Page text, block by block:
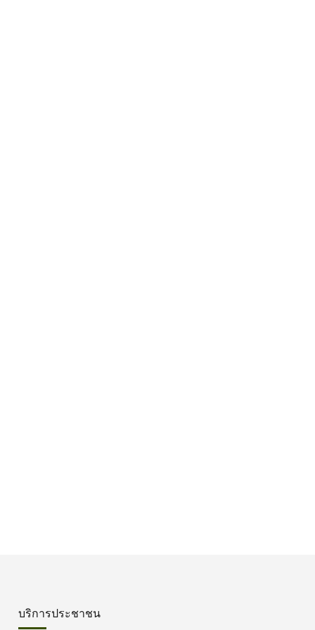
บริการประชาชน